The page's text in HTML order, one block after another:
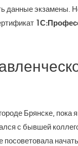
данные экзамены.
Брянске, пока
с бывшей